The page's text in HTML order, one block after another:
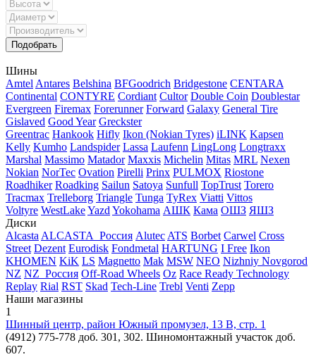
Шины
AmtelAntares Belshina BFGoodrich Bridgestone CENTARA
Continental CONTYRE Cordiant Cultor Double Coin Doublestar
Evergreen Firemax Forerunner Forward Galaxy General Tire
Gislaved Good Year Greckster
Greentrac Hankook Hifly Ikon (Nokian Tyres) iLINK Kapsen
Kelly Kumho Landspider Lassa Laufenn LingLong Longtraxx
Marshal Massimo Matador Maxxis Michelin Mitas MRL Nexen
Nokian NorTec Ovation Pirelli Prinx PULMOX Riostone
Roadhiker Roadking Sailun Satoya Sunfull TopTrust Torero
Tracmax Trelleborg Triangle Tunga TyRex Viatti Vittos
Voltyre WestLakeYazdYokohama АШК Кама ОШЗ ЯШЗ
Диски
AlcastaALCASTA_Россия AlutecATS Borbet Carwel Cross
Street Dezent Eurodisk Fondmetal HARTUNG I Free Ikon
KHOMEN KiK LS Magnetto Mak MSW NEO Nizhniy Novgorod
NZ NZ_Россия Off-Road Wheels Oz Race Ready Technology
Replay Rial RST Skad Tech-Line Trebl Venti Zepp
Наши магазины
1
Шинный центр, район Южный промузел, 13 В, стр. 1
(4912) 775-778 доб. 301, 302. Шиномонтажный участок доб.
607.